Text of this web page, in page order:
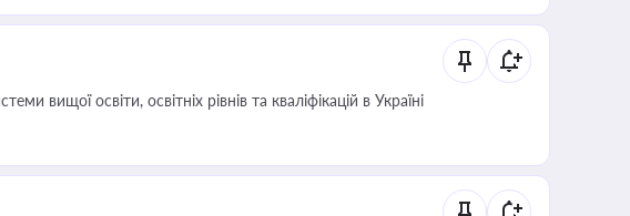
вищої освіти, освітніх рівнів та кваліфікацій в Україні